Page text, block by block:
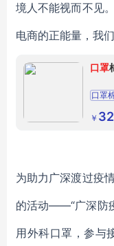
境人不能视而不见
电商的正能量，我
口罩
口罩
￥
为助力广深渡过疫
的活动——“广深防
用外科口罩，参与